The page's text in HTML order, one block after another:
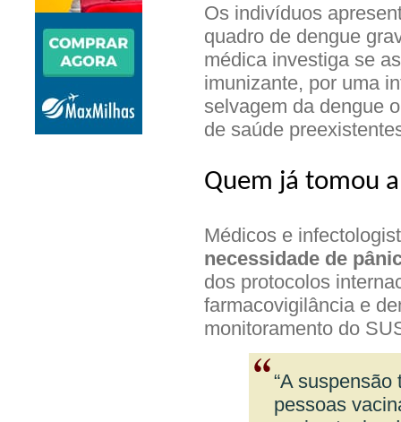
Os indivíduos
quadro de dengue
médica investiga se
imunizante, por uma
selvagem da dengue
de saúde
Quem já tomou
Médicos e
necessidade de
dos protocolos
farmacovigilância e
monitoramento do
“A
pessoas